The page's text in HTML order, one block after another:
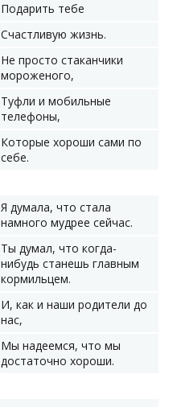
Подарить тебе
Счастливую жизнь.
Не просто стаканчики
мороженого,
Туфли и мобильные
телефоны,
Которые хороши сами по
себе.
Я думала, что стала
намного мудрее сейчас.
Ты думал, что когда-
нибудь станешь главным
кормильцем.
И, как и наши родители до
нас,
Мы надеемся, что мы
достаточно хороши.